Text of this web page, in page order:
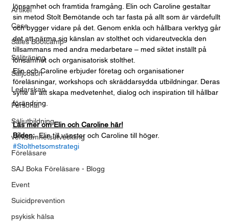
Artikel
Case
Sales Bootcamp
Säljträning
Säljcoach
Ledarskap
Personal
Säljutbildning
verksamhetsutveckling
Föreläsare
SAJ Boka Föreläsare - Blogg
Event
Suicidprevention
psykisk hälsa
lönsamhet och framtida framgång. Elin och Caroline gestaltar
sin metod Stolt Bemötande och tar fasta på allt som är värdefullt
och bygger vidare på det. Genom enkla och hållbara verktyg går
det att närma sig känslan av stolthet och vidareutveckla den
tillsammans med andra medarbetare – med siktet inställt på
lönsamhet och organisatorisk stolthet.
Elin och Caroline erbjuder företag och organisationer
föreläsningar, workshops och skräddarsydda utbildningar. Deras
syfte är att skapa medvetenhet, dialog och inspiration till hållbar
förändring.
Läs mer om Elin och Caroline här!
Bilden: Elin till vänster och Caroline till höger.
#Stolthetsomstrategi